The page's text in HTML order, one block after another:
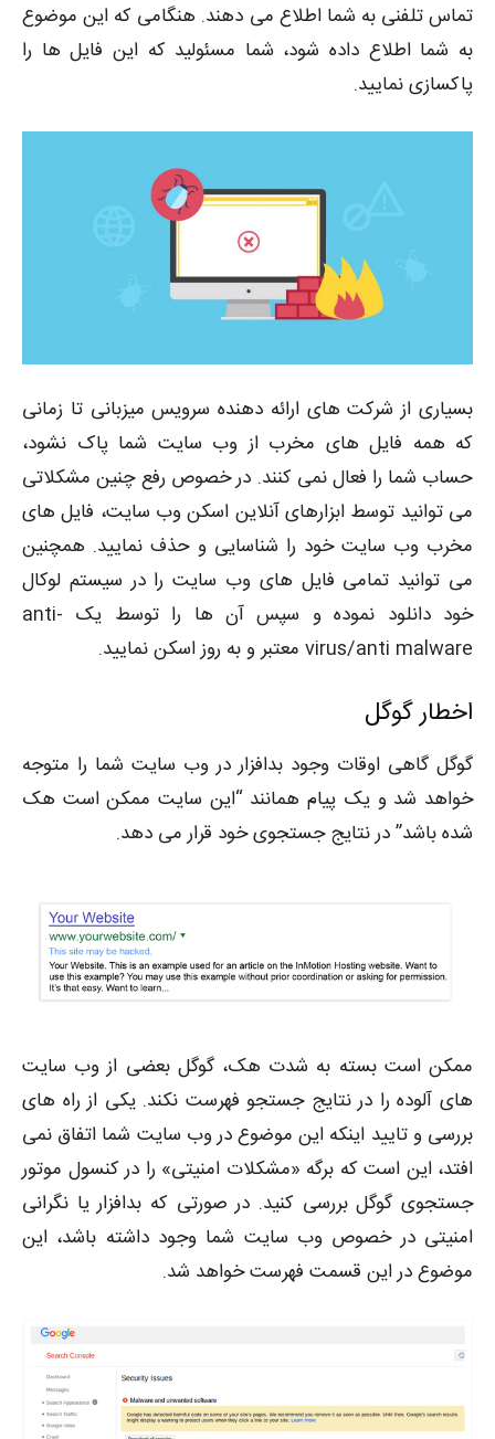
تماس تلفنی به شما اطلاع می دهند. هنگامی که این موضوع
به شما اطلاع داده شود، شما مسئولید که این فایل ها را
پاکسازی نمایید.
بسیاری از شرکت های ارائه دهنده سرویس میزبانی تا زمانی
که همه فایل های مخرب از وب سایت شما پاک نشود،
حساب شما را فعال نمی کنند. در خصوص رفع چنین مشکلاتی
می توانید توسط ابزارهای آنلاین اسکن وب سایت، فایل های
مخرب وب سایت خود را شناسایی و حذف نمایید. همچنین
می توانید تمامی فایل های وب سایت را در سیستم لوکال
خود دانلود نموده و سپس آن ها را توسط یک anti-
virus/anti malware معتبر و به روز اسکن نمایید.
اخطار گوگل
گوگل گاهی اوقات وجود بدافزار در وب سایت شما را متوجه
خواهد شد و یک پیام همانند “این سایت ممکن است هک
شده باشد” در نتایج جستجوی خود قرار می دهد.
ممکن است بسته به شدت هک، گوگل بعضی از وب سایت
های آلوده را در نتایج جستجو فهرست نکند. یکی از راه های
بررسی و تایید اینکه این موضوع در وب سایت شما اتفاق نمی
افتد، این است که برگه «مشکلات امنیتی» را در کنسول موتور
جستجوی گوگل بررسی کنید. در صورتی که بدافزار یا نگرانی
امنیتی در خصوص وب سایت شما وجود داشته باشد، این
موضوع در این قسمت فهرست خواهد شد.